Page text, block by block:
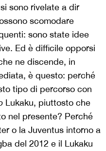
sono rivelate a dir
scomodare
sono state idee
Ed è difficile opporsi
ne discende, in
è questo: perché
tipo di percorso con
Lukaku, piuttosto che
nel presente? Perché
o la Juventus intorno a
del 2012 e il Lukaku